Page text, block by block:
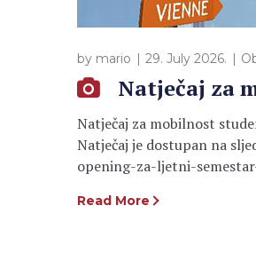
by mario 29. July 2026.
Natječaj za
Natječaj za mobilnost
Natječaj je dostupan na
opening-za-ljetni-
Read More